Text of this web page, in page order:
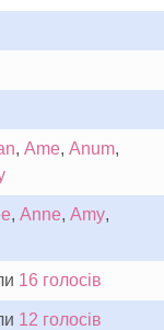
, Ame, Anum,
, Anne, Amy,
16 голосів
12 голосів